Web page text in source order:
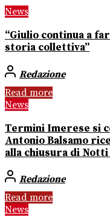
News
“Giulio continua a
storia collettiva”
Redazione
Read more
News
Termini Imerese si
Antonio Balsamo
alla chiusura di
Redazione
Read more
News